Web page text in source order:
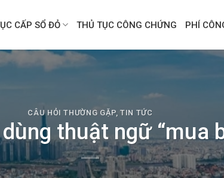
CẤP SỔ ĐỎ THỦ TỤC CÔNG CHỨNG PHÍ
CÂU HỎI THƯỜNG GẶP,TIN TỨC
thuật ngữ “mua